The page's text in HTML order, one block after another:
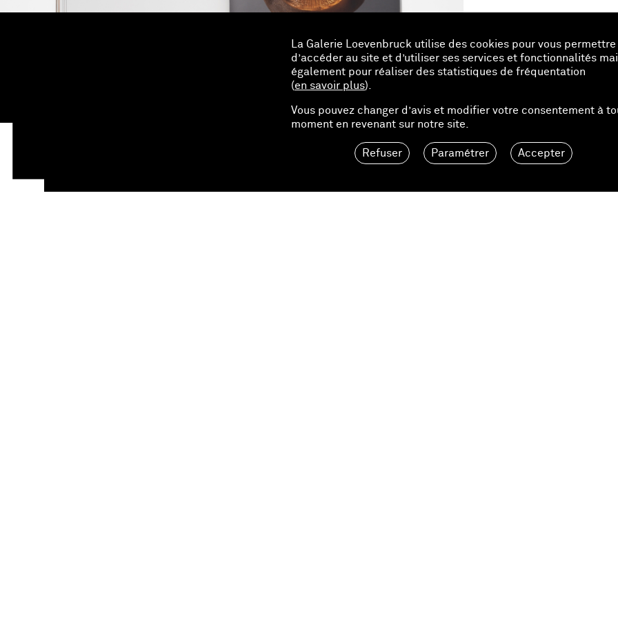
La Galerie Loevenbruck utilise des cookies pour vous permettre
d’accéder au site et d’utiliser ses services et fonctionnalités
également pour réaliser des statistiques de fréquentation
(en savoir plus).
Vous pouvez changer d’avis et modifier votre consentement à
moment en revenant sur notre site.
Refuser Paramétrer Accepter